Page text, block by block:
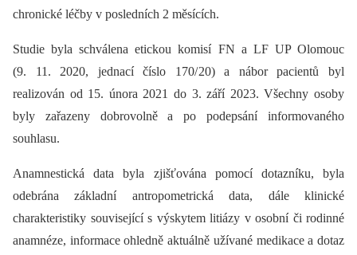
chronické léčby v posledních 2 měsících.
Studie byla schválena etickou komisí FN a LF UP Olomouc
(9. 11. 2020, jednací číslo 170/ 20) a nábor pacientů byl
realizován od 15. února 2021 do 3. září 2023. Všechny osoby
byly zařazeny dobrovolně a po podepsání informovaného
souhlasu.
Anamnestická data byla zjišťována pomocí dotazníku, byla
odebrána základní antropometrická data, dále klinické
charakteristiky související s výskytem litiázy v osobní či rodinné
anamnéze, informace ohledně aktuálně užívané medikace a dotaz